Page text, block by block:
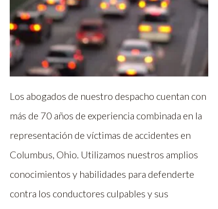
Los abogados de nuestro despacho cuentan con
más de 70 años de experiencia combinada en la
representación de víctimas de accidentes en
Columbus, Ohio. Utilizamos nuestros amplios
conocimientos y habilidades para defenderte
contra los conductores culpables y sus